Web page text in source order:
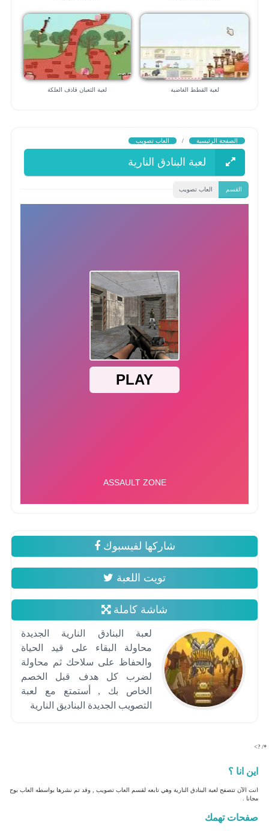
لعبة القطط الغاضبة لعبة الثعبان قاذف العلكة
الصفحة الرئيسية / العاب تصويب
لعبة البنادق النارية
القسم العاب تصويب
شاركها لفيسبوك
تويت اللعبة
شاشة كاملة
لعبة البنادق النارية الجديدة
محاولة البقاء على قيد الحياة
والحفاظ على سلاحك ثم محاولة
لضرب كل هدف قبل الخصم
الخاص بك , أستمتع مع لعبة
التصويب الجديدة البناديق النارية
*/ ?>
اين انا ؟
انت الآن تتصفح لعبة البنادق النارية وهي تابعه لقسم العاب تصويب , وقد تم نشرها بواسطه العاب بوح
مجانا .
صفحات تهمك